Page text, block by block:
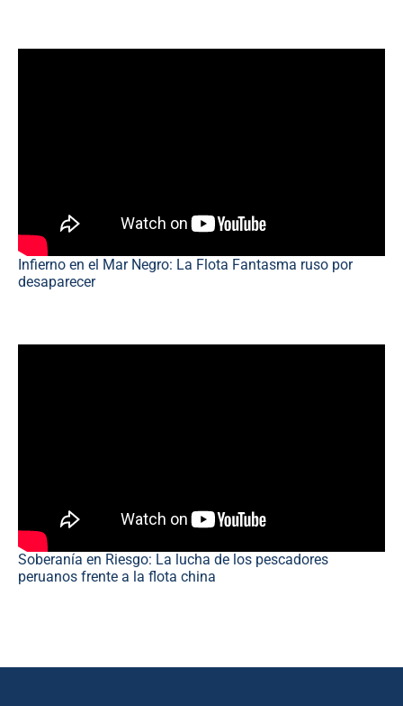
Infierno en el Mar Negro: La Flota Fantasma ruso por
desaparecer
Soberanía en Riesgo: La lucha de los pescadores
peruanos frente a la flota china